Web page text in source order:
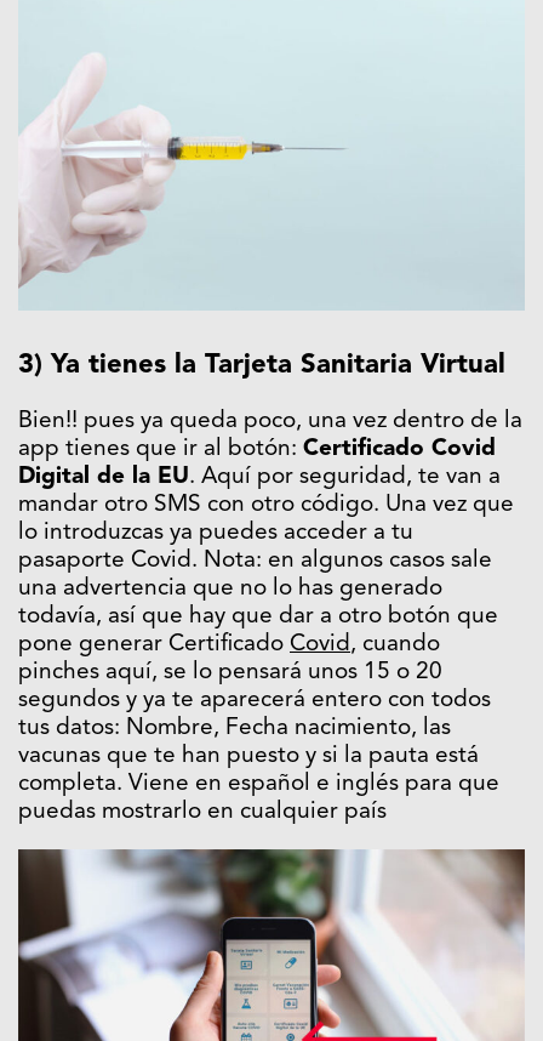
3) Ya tienes la Tarjeta Sanitaria Virtual
Bien!! pues ya queda poco, una vez dentro de la
app tienes que ir al botón: Certificado Covid
Digital de la EU. Aquí por seguridad, te van a
mandar otro SMS con otro código. Una vez que
lo introduzcas ya puedes acceder a tu
pasaporte Covid. Nota: en algunos casos sale
una advertencia que no lo has generado
todavía, así que hay que dar a otro botón que
pone generar Certificado Covid, cuando
pinches aquí, se lo pensará unos 15 o 20
segundos y ya te aparecerá entero con todos
tus datos: Nombre, Fecha nacimiento, las
vacunas que te han puesto y si la pauta está
completa. Viene en español e inglés para que
puedas mostrarlo en cualquier país